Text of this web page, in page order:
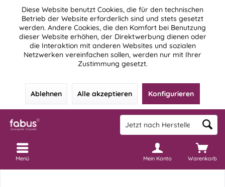
Diese Website benutzt Cookies, die für den technischen
Betrieb der Website erforderlich sind und stets gesetzt
werden. Andere Cookies, die den Komfort bei Benutzung
dieser Website erhöhen, der Direktwerbung dienen oder
die Interaktion mit anderen Websites und sozialen
Netzwerken vereinfachen sollen, werden nur mit Ihrer
Zustimmung gesetzt.
Ablehnen Alle akzeptieren Konfigurieren
Warenkorb
Mein Konto
Menü